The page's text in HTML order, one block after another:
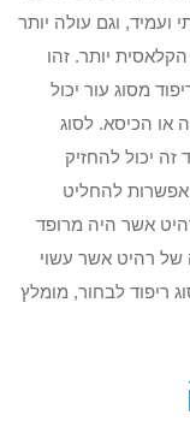
ועמיד, וגם עולה יותר
יותר. זהו
מסוג עור יכול
הכיסא. לסוג
זה יכול להחזיק
אפשרות להחליט
אשר היה מרופד
של רהיט אשר עשוי
ריפוד לבחור, מומלץ